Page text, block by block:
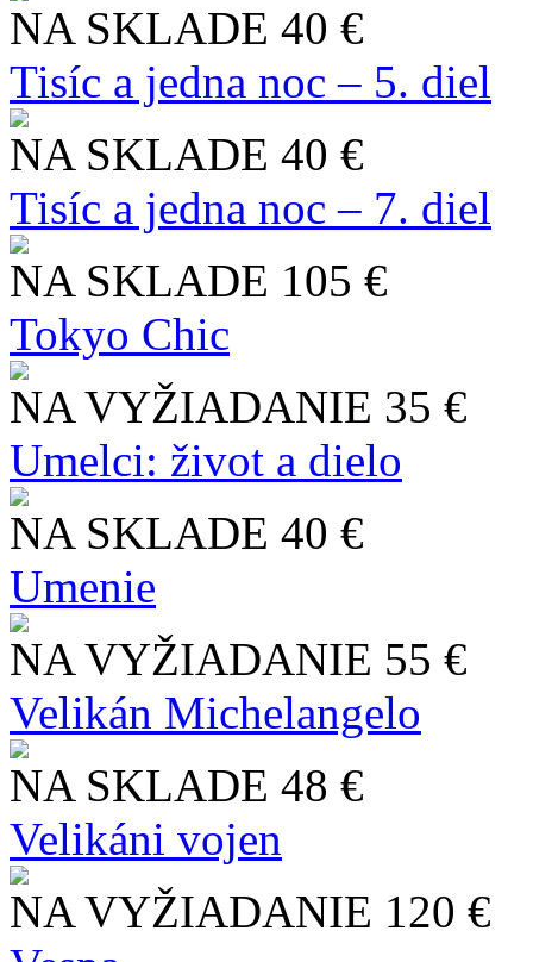
NA SKLADE 40 €
Tisíc a jedna noc – 5. diel
NA SKLADE 40 €
Tisíc a jedna noc – 7. diel
NA SKLADE 105 €
Tokyo Chic
NA VYŽIADANIE 35 €
Umelci: život a dielo
NA SKLADE 40 €
Umenie
NA VYŽIADANIE 55 €
Velikán Michelangelo
NA SKLADE 48 €
Velikáni vojen
NA VYŽIADANIE 120 €